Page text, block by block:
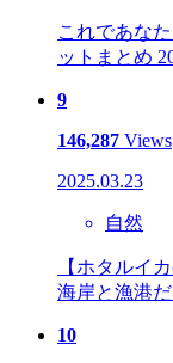
これであな
ットまとめ
9
146,287 Views
2025.03.23
自然
【ホタルイ
海岸と漁港だ
10